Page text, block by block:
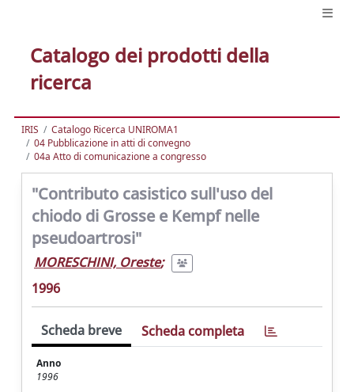
Catalogo dei prodotti della
ricerca
IRIS
Catalogo Ricerca UNIROMA1
04 Pubblicazione in atti di convegno
04a Atto di comunicazione a congresso
"Contributo casistico sull'uso del
chiodo di Grosse e Kempf nelle
pseudoartrosi"
MORESCHINI, Oreste;
1996
Scheda breve Scheda completa
Anno
1996